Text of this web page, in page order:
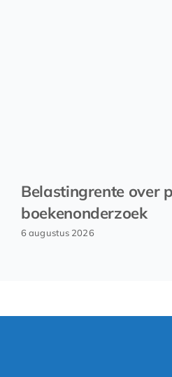
Belastingrente over
boekenonderzoek
6 augustus 2026